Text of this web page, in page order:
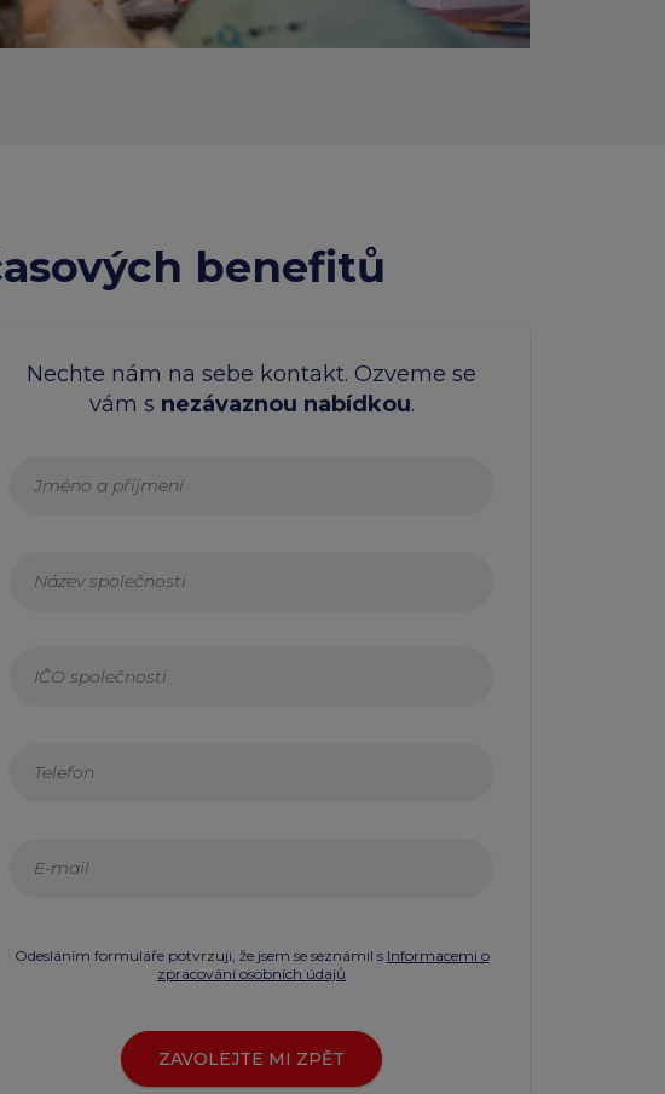
benefitů
Nechte nám na sebe kontakt. Ozveme se
vám s nezávaznou nabídkou.
Odesláním formuláře potvrzuji, že jsem se seznámil s Informacemi o
zpracování osobních údajů
ZAVOLEJTE MI ZPĚT